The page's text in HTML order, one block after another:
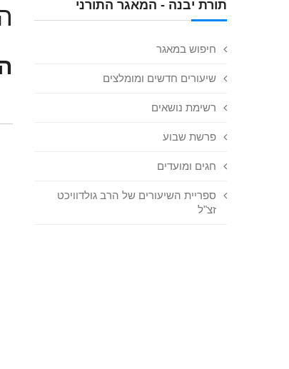
תורת יבנה - המאגר התורני
חיפוש במאגר
שיעורים חדשים ומומלצים
רשימת נושאים
פרשת שבוע
חגים ומועדים
ספריית השיעורים של הרב גולדוויכט
זצ"ל